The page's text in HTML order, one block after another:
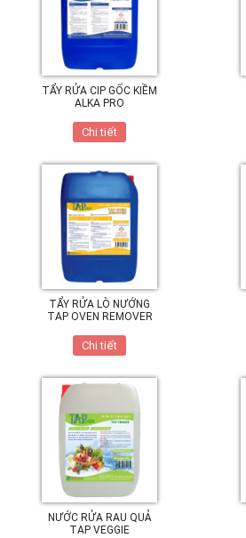
TẨY RỬA CIP GỐC KIỀM
ALKA PRO
Chi tiết
TẨY RỬA LÒ NƯỚNG
TAP OVEN REMOVER
Chi tiết
NƯỚC RỬA RAU QUẢ
TAP VEGGIE